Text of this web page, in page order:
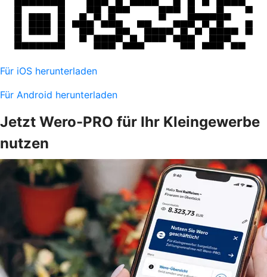
Für iOS herunterladen
Für Android herunterladen
Jetzt Wero-PRO für Ihr Kleingewerbe
nutzen